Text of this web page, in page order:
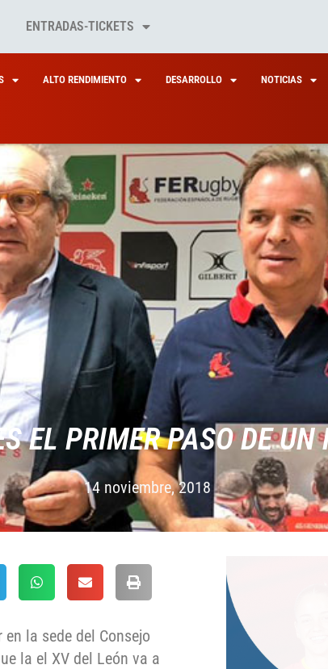
ENTRADAS-TICKETS
ALTO RENDIMIENTO DESARROLLO NOTICIAS
EL PRIMER PASO DE UN
14 noviembre, 2018
la sede del Consejo
la el XV del León va a